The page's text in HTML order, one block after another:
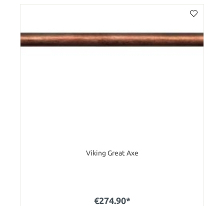
Viking Great Axe
€274.90*